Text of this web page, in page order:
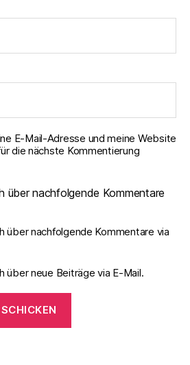
E-Mail-Adresse und meine Website
die nächste Kommentierung
über nachfolgende Kommentare
über nachfolgende Kommentare via
über neue Beiträge via E-Mail.